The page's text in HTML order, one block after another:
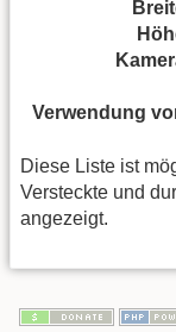
Verwendung
Diese Liste ist
Versteckte und
angezeigt.